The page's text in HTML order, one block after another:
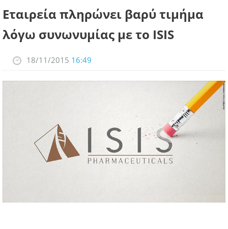
Εταιρεία πληρώνει βαρύ τιμήμα
λόγω συνωνυμίας με το ISIS
18/11/2015 16:49